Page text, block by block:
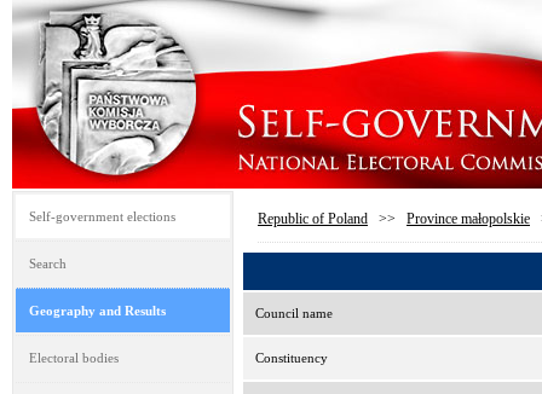
Self-government elections
Search
Geography and Results
Electoral bodies
Republic of Poland >> Province małopolskie
Council name
Constituency